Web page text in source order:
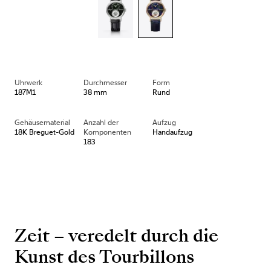
Uhrwerk
187M1
Durchmesser
38 mm
Form
Rund
Gehäusematerial
18K Breguet-Gold
Anzahl der
Komponenten
183
Aufzug
Handaufzug
Zeit – veredelt durch die
Kunst des Tourbillons